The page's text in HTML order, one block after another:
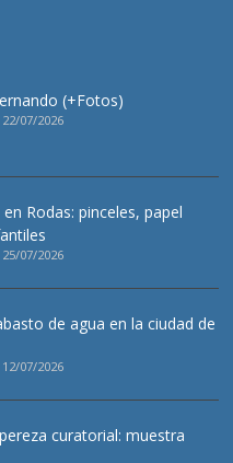
(+Fotos)
07/2026
Rodas: pinceles, papel
07/2026
de agua en la ciudad de
07/2026
curatorial: muestra